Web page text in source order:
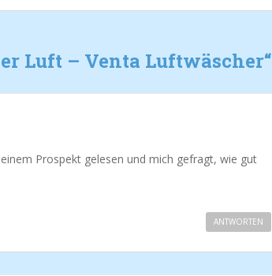
Luft – Venta Luftwäscher“
Prospekt gelesen und mich gefragt, wie gut
ANTWORTEN